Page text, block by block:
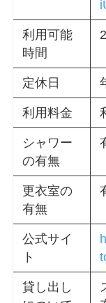
利用可能
時間
定休日
利用料金
シャワー
の有無
更衣室の
有無
公式サイ
ト
貸し出し